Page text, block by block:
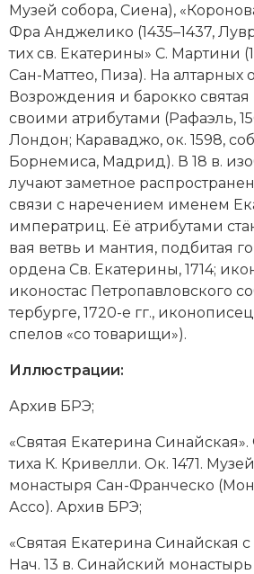
Му­зей со­бо­ра, Сие­на),
Фра Анд­же­ли­ко (1435–1437,
тих св. Ека­те­ри­ны» С. Мар­ти­ни
Сан-Мат­тео, Пи­за). На ал­тар­ных
Воз­ро­ж­де­ния и ба­рок­ко
сво­ими ат­ри­бу­та­ми (Ра­фа­эль,
Лон­дон; Ка­ра­вад­жо, ок. 1598,
Бор­не­ми­са, Мад­рид). В 18 в.
лу­ча­ют за­мет­ное
свя­зи с на­ре­чени­ем име­нем
им­пе­рат­риц. Её ат­ри­бу­та­ми
вая ветвь и ман­тия, под­би­тая
ор­де­на Св. Ека­те­ри­ны, 1714;
ико­но­стас Пе­тро­пав­лов­ско­го
тер­бур­ге, 1720-е гг.,
спе­лов «со то­ва­ри­щи»).
Иллюстрации:
Архив БРЭ;
«Свя­тая Ека­те­ри­на
ти­ха К. Кри­вел­ли. Ок. 1471.
монастыря Сан-Фран­че­ско
Ас­со). Архив БРЭ;
«Свя­тая Ека­те­ри­на Си­най­ская
Нач. 13 в. Си­най­ский